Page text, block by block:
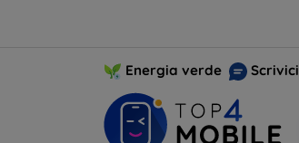
Energia verde Scrivici